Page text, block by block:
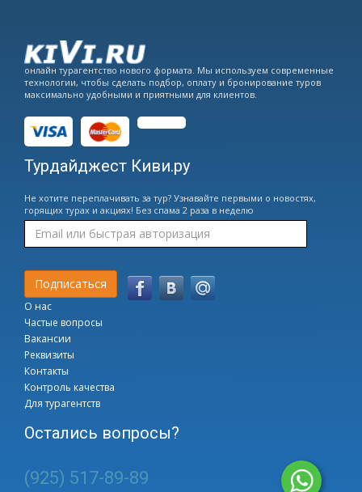
онлайн турагентство нового формата. Мы используем современные
технологии, чтобы сделать подбор, оплату и бронирование туров
максимально удобными и приятными для клиентов.
Турдайджест Киви.ру
Не хотите переплачивать за тур? Узнавайте первыми о новостях,
горящих турах и акциях! Без спама 2 раза в неделю
О нас
Частые вопросы
Вакансии
Реквизиты
Контакты
Контроль качества
Для турагентств
Остались вопросы?
(925) 517-89-89